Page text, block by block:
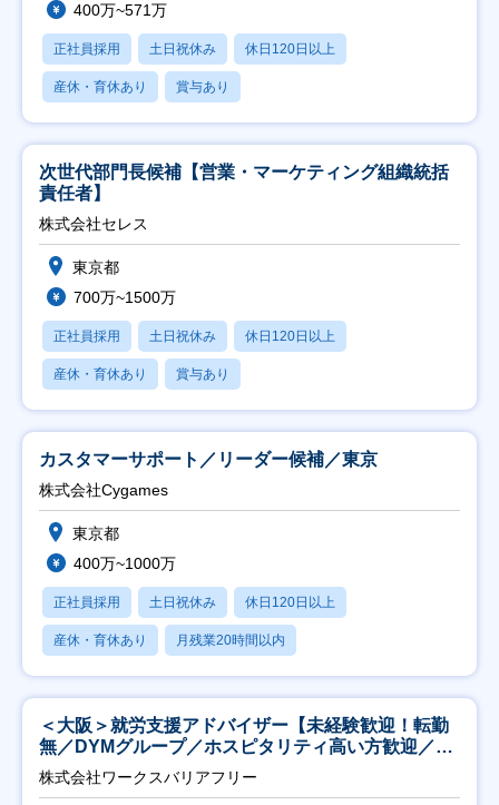
400万~571万
正社員採用 土日祝休み 休日120日以上
産休・育休あり 賞与あり
次世代部門長候補【営業・マーケティング組織統括
責任者】
株式会社セレス
東京都
700万~1500万
正社員採用 土日祝休み 休日120日以上
産休・育休あり 賞与あり
カスタマーサポート／リーダー候補／東京
株式会社Cygames
東京都
400万~1000万
正社員採用 土日祝休み 休日120日以上
産休・育休あり 月残業20時間以内
＜大阪＞就労支援アドバイザー【未経験歓迎！転勤
無／DYMグループ／ホスピタリティ高い方歓迎／土
日祝】
株式会社ワークスバリアフリー